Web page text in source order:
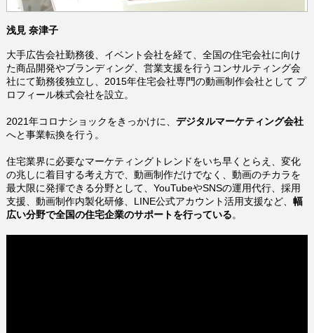
浅見 奈津子
大手広告会社勤務後、イベント会社を経て、全国の住宅会社に向け
た商品開発やブランディング、営業支援を行うコンサルティング会
社にて勤務後独立し、2015年住宅会社専門の動画制作会社として プ
ロフィール株式会社を設立。
2021年コロナショックをきっかけに、 デジタルマーケティング会社
へと事業転換を行う。
住宅業界に必要なマーケティングトレンドをいち早くとらえ、 変化
の兆しに着目する考え方で、 動画制作だけでなく、動画のチカラを
最大限に発揮できる分野として、YouTubeやSNSの運用代行、採用
支援、動画制作内製化研修、LINE公式アカウント活用支援など、 幅
広い分野で全国の住宅企業のサポートを行っている。